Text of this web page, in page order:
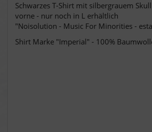
Schwarzes T-Shirt mit silbergrauem
vorne - nur noch in L erhältlich
"Noisolution - Music For Minorities -
Shirt Marke "Imperial" - 100%